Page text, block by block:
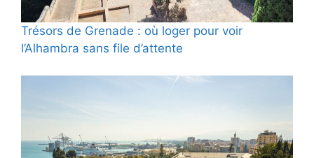
Trésors de Grenade : où loger pour voir
l’Alhambra sans file d’attente